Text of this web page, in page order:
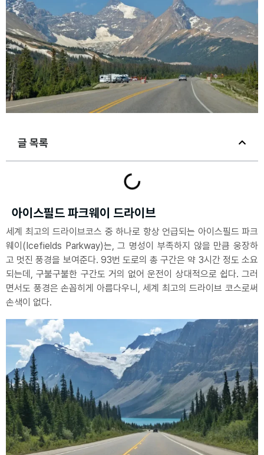
글 목록
아이스필드 파크웨이 드라이브
세계 최고의 드라이브코스 중 하나로 항상 언급되는 아이스필드 파크
웨이(Icefields Parkway)는, 그 명성이 부족하지 않을 만큼 웅장하
고 멋진 풍경을 보여준다. 93번 도로의 총 구간은 약 3시간 정도 소요
되는데, 구불구불한 구간도 거의 없어 운전이 상대적으로 쉽다. 그러
면서도 풍경은 손꼽히게 아름다우니, 세계 최고의 드라이브 코스로써
손색이 없다.